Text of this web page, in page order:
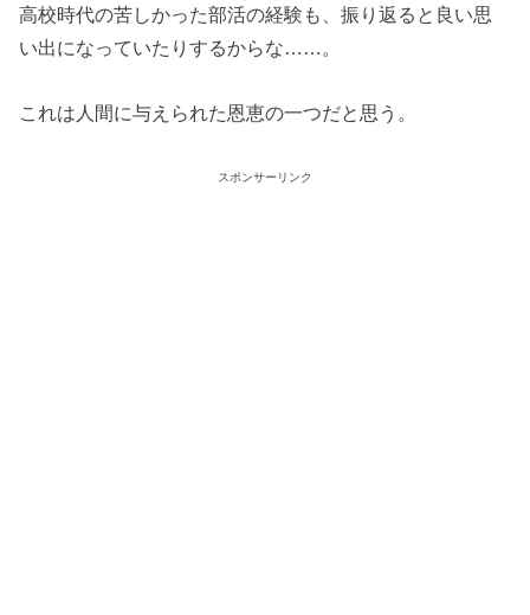
高校時代の苦しかった部活の経験も、振り返ると良い思
い出になっていたりするからな……。
これは人間に与えられた恩恵の一つだと思う。
スポンサーリンク